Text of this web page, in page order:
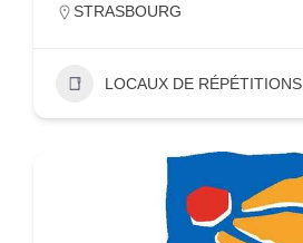
STRASBOURG
LOCAUX DE